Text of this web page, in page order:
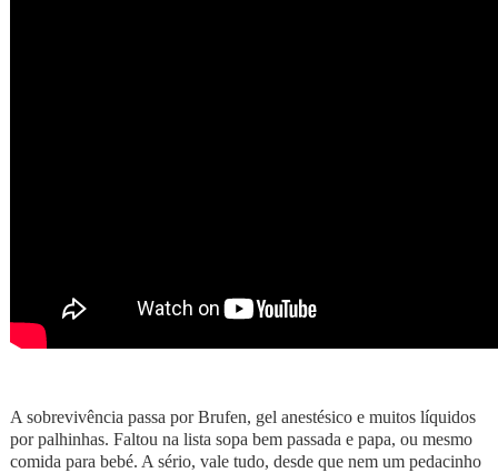
A sobrevivência passa por Brufen, gel anestésico e muitos líquidos
por palhinhas. Faltou na lista sopa bem passada e papa, ou mesmo
comida para bebé. A sério, vale tudo, desde que nem um pedacinho